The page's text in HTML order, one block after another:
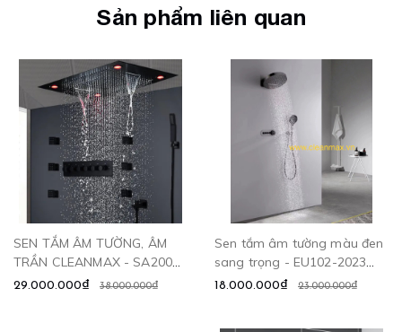
Sản phẩm liên quan
SEN TẮM ÂM TƯỜNG, ÂM
TRẦN CLEANMAX - SA2003
CLEANMAX
29.000.000₫ 38.000.000₫
Sen tắm âm tường màu đen
sang trọng - EU102-2023
CLEANMAX
18.000.000₫ 23.000.000₫